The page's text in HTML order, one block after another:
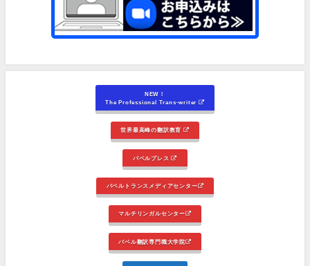
NEW！
The Professional Trans-writer
世界最高峰の翻訳教育
バベルプレス
バベルトランスメディアセンター
マルチリンガルセンター
バベル翻訳専門職大学院